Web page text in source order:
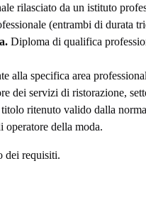
rilasciato da un istituto
(entrambi di durata
Diploma di qualifica
alla specifica area
dei servizi di ristorazione,
ritenuto valido dalla
della moda.
dei requisiti.